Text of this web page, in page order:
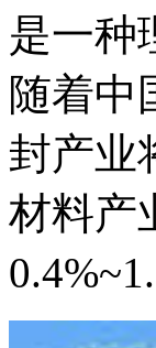
是一种
随着中
封产业
材料产